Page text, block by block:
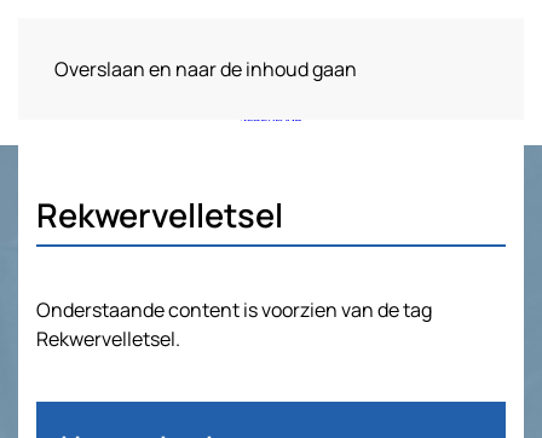
Overslaan en naar de inhoud gaan
Rekwervelletsel
Onderstaande content is voorzien van de tag
Rekwervelletsel.